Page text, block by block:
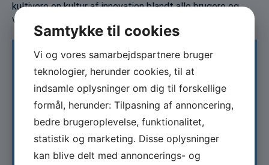
kultivere en kultur af innovation blandt alle brugere og
virksomheder på Shipster platformen.
Information
Projektnavn:
Shipster: AI powered efficiency and enhanced
decision making for shipping companies
Samtykke til cookies
Vi og vores samarbejdspartnere bruger
teknologier, herunder cookies, til at
indsamle oplysninger om dig til forskellige
formål, herunder: Tilpasning af annoncering,
bedre brugeroplevelse, funktionalitet,
statistik og marketing. Disse oplysninger
kan blive delt med annoncerings- og